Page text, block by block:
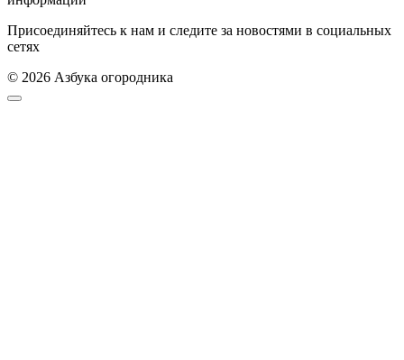
Присоединяйтесь к нам и следите за новостями в социальных
сетях
© 2026 Азбука огородника